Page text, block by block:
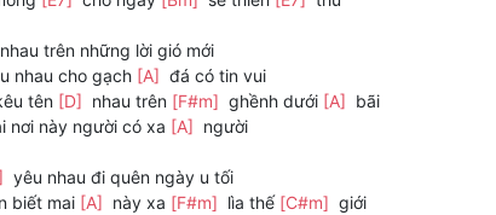
trên những lời gió mới
nhau cho gạch [A] đá có tin vui
tên [D] nhau trên [F#m] ghềnh dưới [A] bãi
nơi này người có xa [A] người
yêu nhau đi quên ngày u tối
biết mai [A] này xa [F#m] lìa thế [C#m] giới